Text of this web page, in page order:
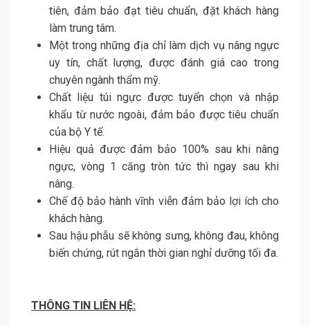
tiên, đảm bảo đạt tiêu chuẩn, đặt khách hàng
làm trung tâm.
Một trong những địa chỉ làm dịch vụ nâng ngực
uy tín, chất lượng, được đánh giá cao trong
chuyên ngành thẩm mỹ.
Chất liệu túi ngực được tuyển chọn và nhập
khẩu từ nước ngoài, đảm bảo được tiêu chuẩn
của bộ Y tế.
Hiệu quả được đảm bảo 100% sau khi nâng
ngực, vòng 1 căng tròn tức thì ngay sau khi
nâng.
Chế độ bảo hành vĩnh viễn đảm bảo lợi ích cho
khách hàng.
Sau hậu phẫu sẽ không sưng, không đau, không
biến chứng, rút ngắn thời gian nghỉ dưỡng tối đa.
THÔNG TIN LIÊN HỆ: